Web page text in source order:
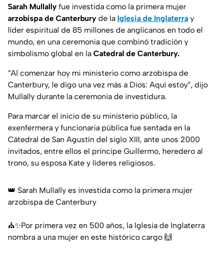
Sarah Mullally fue investida como la primera mujer
arzobispa de Canterbury de la Iglesia de Inglaterra y
líder espiritual de 85 millones de anglicanos en todo el
mundo, en una ceremonia que combinó tradición y
simbolismo global en la Catedral de Canterbury.
“Al comenzar hoy mi ministerio como arzobispa de
Canterbury, le digo una vez más a Dios: Aquí estoy”, dijo
Mullally durante la ceremonia de investidura.
Para marcar el inicio de su ministerio público, la
exenfermera y funcionaria pública fue sentada en la
Cátedral de San Agustín del siglo XIII, ante unos 2000
invitados, entre ellos el príncipe Guillermo, heredero al
trono, su esposa Kate y líderes religiosos.
👑 Sarah Mullally es investida como la primera mujer
arzobispa de Canterbury
⛪✨Por primera vez en 500 años, la Iglesia de Inglaterra
nombra a una mujer en este histórico cargo 🙌